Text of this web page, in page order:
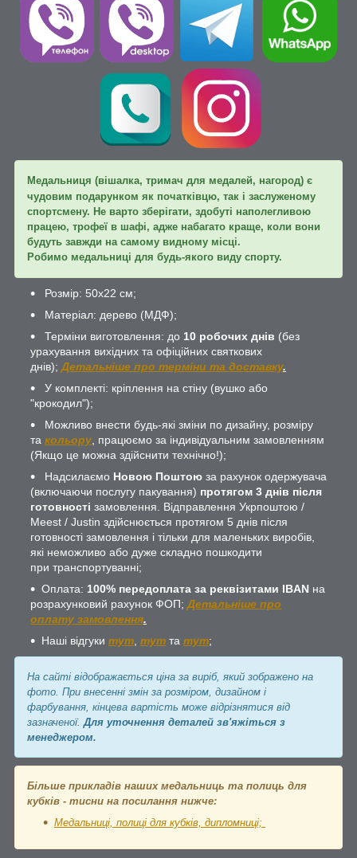
Медальниця (вішалка, тримач для медалей, нагород) є
чудовим подарунком як початківцю, так і заслуженому
спортсмену. Не варто зберігати, здобуті наполегливою
працею, трофеї в шафі, адже набагато краще, коли вони
будуть завжди на самому видному місці.
Робимо медальниці для будь-якого виду спорту.
Розмір: 50х22 см;
Матеріал: дерево (МДФ);
Терміни виготовлення: до 10 робочих днів (без
урахування вихідних та офіційних святкових
днів); Детальніше про терміни та доставку.
У комплекті: кріплення на стіну (вушко або
"крокодил");
Можливо внести будь-які зміни по дизайну, розміру
та кольору , працюємо за індивідуальним замовленням
(Якщо це можна здійснити технічно!);
Надсилаємо Новою Поштою за рахунок одержувача
(включаючи послугу пакування) протягом 3 днів після
готовності замовлення. Відправлення Укрпоштою /
Meest / Justin здійснюється протягом 5 днів після
готовності замовлення і тільки для маленьких виробів,
які неможливо або дуже складно пошкодити
при транспортуванні;
Оплата: 100% передоплата за реквізитами IBAN на
розрахунковий рахунок ФОП; Детальніше про
оплату замовлення.
Наші відгуки тут тут та тут;
На сайті відображається ціна за виріб, який зображено на
фото. При внесенні змін за розміром, дизайном і
фарбування, кінцева вартість може відрізнятися від
зазначеної. Для уточнення деталей зв'яжіться з
менеджером.
Більше прикладів наших медальниць та полиць для
кубків - тисни на посилання нижче:
Медальниці, полиці для кубків, дипломниці;